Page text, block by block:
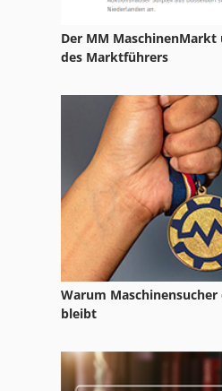
Tp 201
Uv Trockner
Der MM
des Marktführers
Warum
bleibt